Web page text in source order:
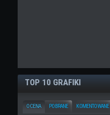
TOP 10 GRAFIKI
OCENA POBRANE KOMENTOWANE